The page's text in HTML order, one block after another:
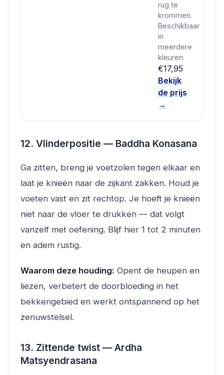
rug te
krommen.
Beschikbaar
in
meerdere
kleuren.
€17,95
Bekijk
de prijs
→
12. Vlinderpositie — Baddha Konasana
Ga zitten, breng je voetzolen tegen elkaar en
laat je knieën naar de zijkant zakken. Houd je
voeten vast en zit rechtop. Je hoeft je knieën
niet naar de vloer te drukken — dat volgt
vanzelf met oefening. Blijf hier 1 tot 2 minuten
en adem rustig.
Waarom deze houding: Opent de heupen en
liezen, verbetert de doorbloeding in het
bekkengebied en werkt ontspannend op het
zenuwstelsel.
13. Zittende twist — Ardha
Matsyendrasana